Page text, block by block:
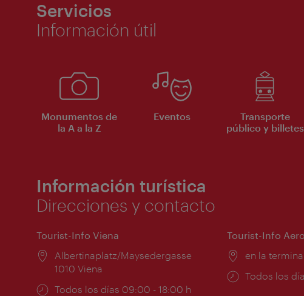
Servicios
Información útil
Monumentos de
la A a la Z
Eventos
Transporte
público y billetes
Información turística
Direcciones y contacto
Tourist-Info Viena
Lugar:
Albertinaplatz/Maysedergasse
1010 Viena
Horarios
Todos los días 09:00 - 18:00 h
Tourist-Info
Lugar:
en la
Horarios
Todos los